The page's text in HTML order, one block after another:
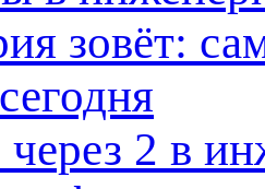
зовёт:
через 2 в